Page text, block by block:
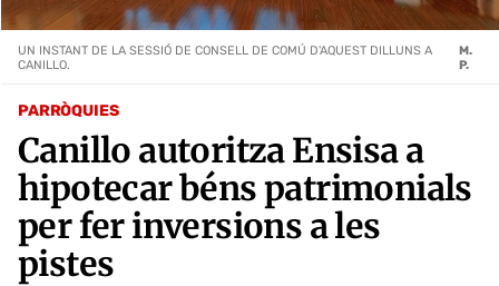
PARRÒQUIES
Canillo autoritza Ensisa a
hipotecar béns patrimonials
per fer inversions a les
pistes
UN INSTANT DE LA SESSIÓ DE CONSELL DE COMÚ D'AQUEST DILLUNS A
CANILLO.
M.
P.